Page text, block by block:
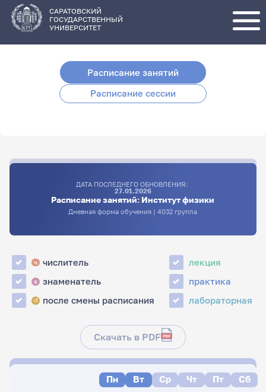
основному
содержанию
САРАТОВСКИЙ
ГОСУДАРСТВЕННЫЙ
УНИВЕРСИТЕТ
Расписание занятий
Расписание сессии
ДАТА ПОСЛЕДНЕГО ОБНОВЛЕНИЯ:
27.01.2026
Расписание занятий: Институт физики
Дневная форма обучения | 4032 группа
ч числитель
з знаменатель
↺ после смены расписания
лекция
практика
лабораторная
Скачать в PDF
Пн Вт Ср Чт Пт Сб